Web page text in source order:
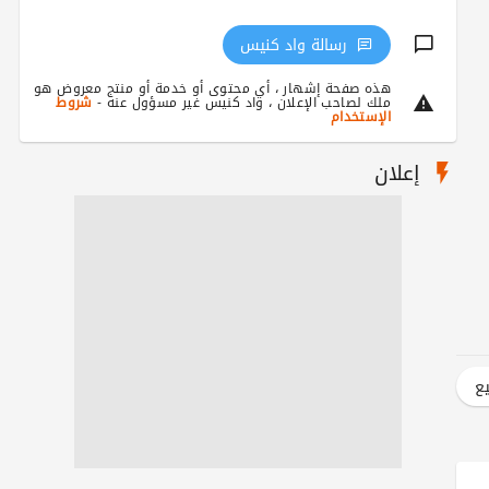
رسالة واد كنيس
هذه صفحة إشهار ، أي محتوى أو خدمة أو منتج معروض هو
ملك لصاحب الإعلان ، واد كنيس غير مسؤول عنه - شروط
الإستخدام
إعلان